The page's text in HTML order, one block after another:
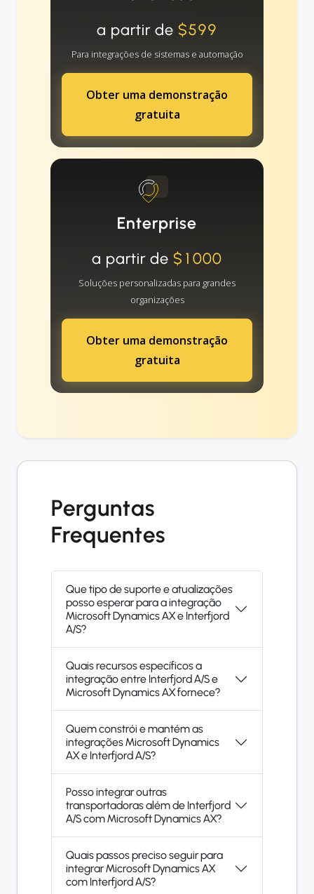
a partir de $599
Para integrações de sistemas e automação
Obter uma demonstração
gratuita
Enterprise
a partir de $1000
Soluções personalizadas para grandes
organizações
Obter uma demonstração
gratuita
Perguntas
Frequentes
Que tipo de suporte e atualizações
posso esperar para a integração
Microsoft Dynamics AX e Interfjord
A/S?
Quais recursos específicos a
integração entre Interfjord A/S e
Microsoft Dynamics AX fornece?
Quem constrói e mantém as
integrações Microsoft Dynamics
AX e Interfjord A/S?
Posso integrar outras
transportadoras além de Interfjord
A/S com Microsoft Dynamics AX?
Quais passos preciso seguir para
integrar Microsoft Dynamics AX
com Interfjord A/S?